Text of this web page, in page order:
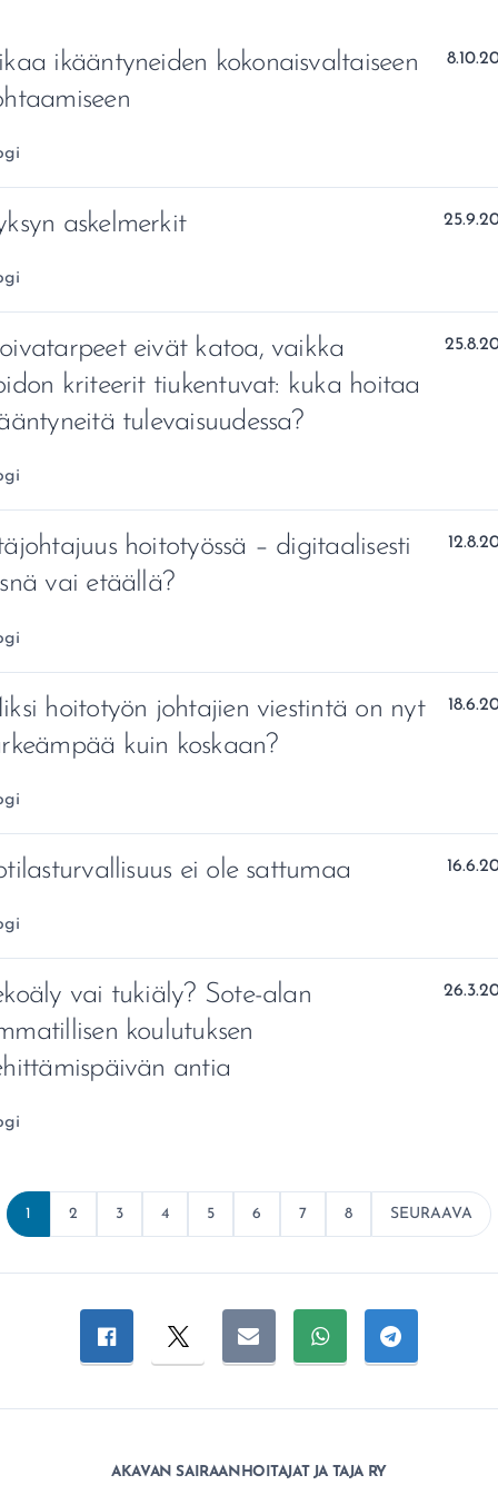
ikääntyneiden kokonaisvaltaiseen
askelmerkit
eivät katoa, vaikka
kriteerit tiukentuvat: kuka hoitaa
tulevaisuudessa?
hoitotyössä – digitaalisesti
vai etäällä?
hoitotyön johtajien viestintä on nyt
kuin koskaan?
ei ole sattumaa
vai tukiäly? Sote-alan
koulutuksen
antia
1 2 3 4 5 6 7 8 SEURAAVA
Jaa sivu
Jaa Facebookissa
Jaa TwitterissäJaa sähköpostitse
Jaa WhatsAppissa
Jaa
AKAVAN SAIRAANHOITAJAT JA TAJA RY